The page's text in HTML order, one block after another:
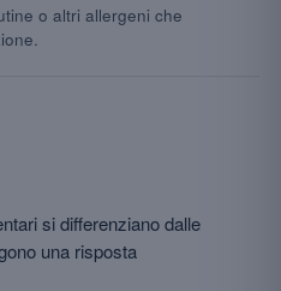
o altri allergeni che
si differenziano dalle
una risposta